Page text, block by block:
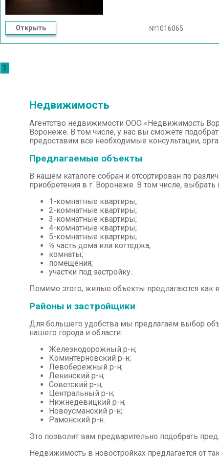
Открыть №1016065
1
Недвижимость
Агентство недвижимости ООО «Недвижимость
Воронеже. В том числе, у нас вы сможете
предоставим все необходимые консультации,
Предлагаемые объекты
В нашем каталоге собран и отсортирован по
приобретения в г. Воронеже. В том числе,
1-комнатные квартиры;
2-комнатные квартиры;
3-комнатные квартиры;
4-комнатные квартиры;
5-комнатные квартиры;
½ часть дома или коттеджа;
комнаты;
помещения;
участки под застройку.
Помимо этого, жилые объекты предлагаются как
Районы и застройщики
Для большего удобства мы предлагаем выбор
нашего города и области:
Железнодорожный р-н;
Коминтерновский р-н;
Левобережный р-н;
Ленинский р-н;
Советский р-н;
Центральный р-н;
Нижнедевицкий р-н;
Новоусманский р-н;
Рамонский р-н.
Это позволит вам предварительно подобрать
Недвижимость в новостройках предлагается от